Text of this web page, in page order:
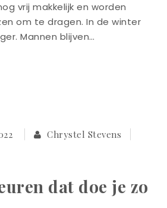
vrij makkelijk en worden
om te dragen. In de winter
Mannen blijven…
Chrystel Stevens
dat doe je zo